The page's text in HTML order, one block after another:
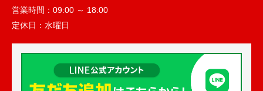
営業時間： 09:00 ～ 18:00
定休日： 水曜日